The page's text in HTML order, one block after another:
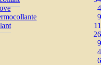
4
9
11
26
9
4
6